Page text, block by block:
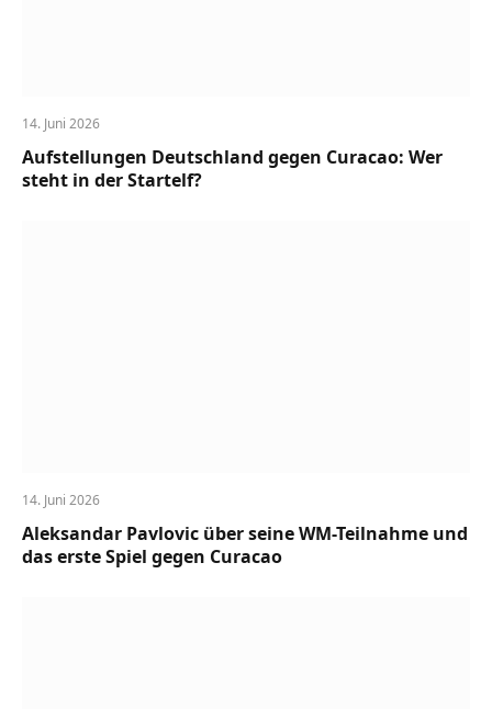
14. Juni 2026
Aufstellungen Deutschland gegen Curacao: Wer
steht in der Startelf?
14. Juni 2026
Aleksandar Pavlovic über seine WM-Teilnahme und
das erste Spiel gegen Curacao